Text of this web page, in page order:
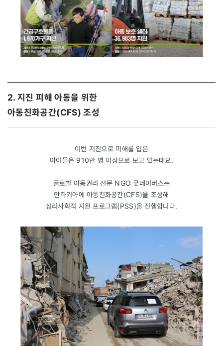
2. 지진 피해 아동을 위한
아동친화공간(CFS) 조성
이번 지진으로 피해를 입은
아이들은 910만 명 이상으로 보고 있는데요.
글로벌 아동권리 전문 NGO 굿네이버스는
안타키아에 아동친화공간(CFS)을 조성해
심리사회적 지원 프로그램(PSS)을 진행합니다.